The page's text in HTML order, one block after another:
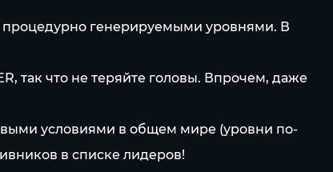
процедурно генерируемыми уровнями. В
так что не теряйте головы. Впрочем, даже
условиями в общем мире (уровни по-
в списке лидеров!